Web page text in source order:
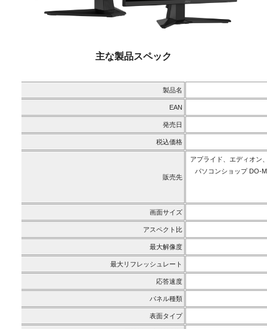
主な製品スペック
製品名
EAN
発売日
税込価格
販売先
アプライド、エディオン
パソコンショップ DO-
画面サイズ
アスペクト比
最大解像度
最大リフレッシュレート
応答速度
パネル種類
表面タイプ